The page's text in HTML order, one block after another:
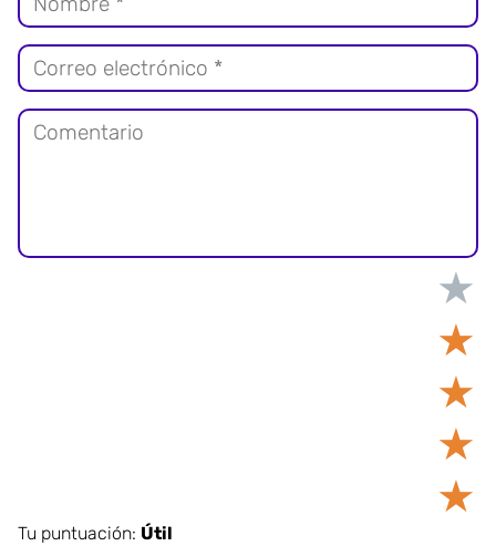
★
★
★
★
★
Tu puntuación: Útil